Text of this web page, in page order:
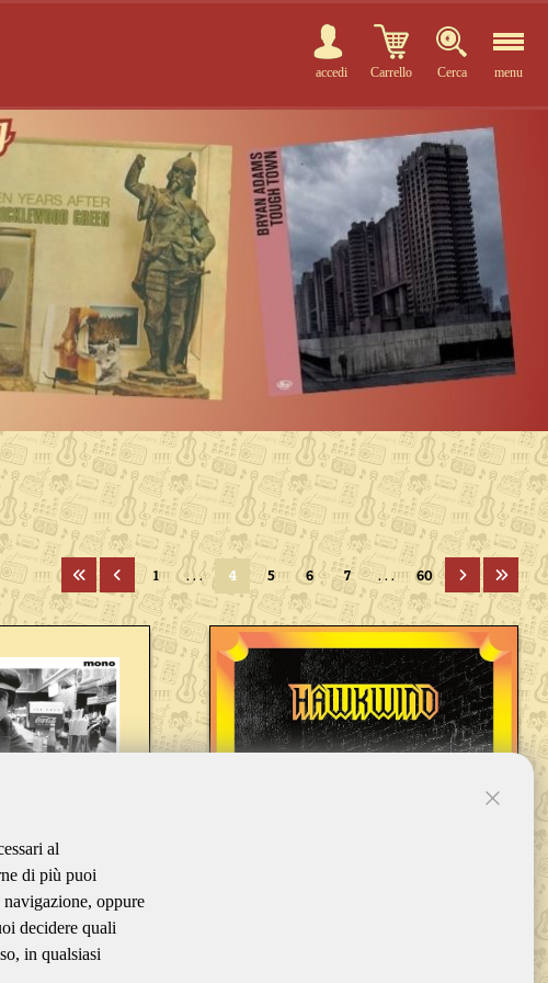
accedi Carrello Cerca menu
1 . . . 4 5 6 7 . . . 60
al
di più puoi
oppure
decidere quali
in qualsiasi